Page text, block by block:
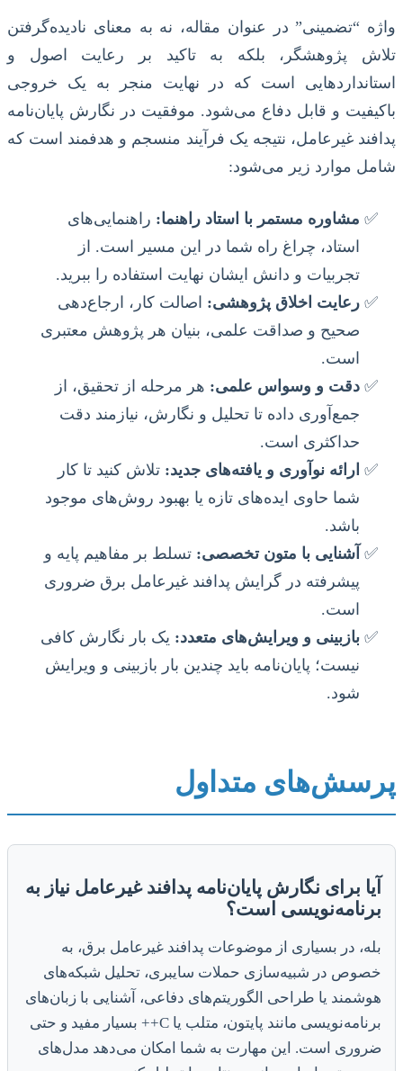
واژه “تضمینی” در عنوان مقاله، نه به معنای نادیده‌گرفتن
تلاش پژوهشگر، بلکه به تاکید بر رعایت اصول و
استانداردهایی است که در نهایت منجر به یک خروجی
باکیفیت و قابل دفاع می‌شود. موفقیت در نگارش پایان‌نامه
پدافند غیرعامل، نتیجه یک فرآیند منسجم و هدفمند است که
شامل موارد زیر می‌شود:
مشاوره مستمر با استاد راهنما: راهنمایی‌های
استاد، چراغ راه شما در این مسیر است. از
تجربیات و دانش ایشان نهایت استفاده را ببرید.
رعایت اخلاق پژوهشی: اصالت کار، ارجاع‌دهی
صحیح و صداقت علمی، بنیان هر پژوهش معتبری
است.
دقت و وسواس علمی: هر مرحله از تحقیق، از
جمع‌آوری داده تا تحلیل و نگارش، نیازمند دقت
حداکثری است.
ارائه نوآوری و یافته‌های جدید: تلاش کنید تا کار
شما حاوی ایده‌های تازه یا بهبود روش‌های موجود
باشد.
آشنایی با متون تخصصی: تسلط بر مفاهیم پایه و
پیشرفته در گرایش پدافند غیرعامل برق ضروری
است.
بازبینی و ویرایش‌های متعدد: یک بار نگارش کافی
نیست؛ پایان‌نامه باید چندین بار بازبینی و ویرایش
شود.
پرسش‌های متداول
آیا برای نگارش پایان‌نامه پدافند غیرعامل نیاز به
برنامه‌نویسی است؟
بله، در بسیاری از موضوعات پدافند غیرعامل برق، به
خصوص در شبیه‌سازی حملات سایبری، تحلیل شبکه‌های
هوشمند یا طراحی الگوریتم‌های دفاعی، آشنایی با زبان‌های
برنامه‌نویسی مانند پایتون، متلب یا C++ بسیار مفید و حتی
ضروری است. این مهارت به شما امکان می‌دهد مدل‌های